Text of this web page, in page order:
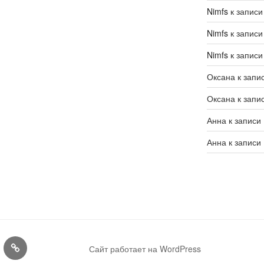
Nimfsк
Nimfsк
Nimfsк
Оксанак
Оксанак
Аннак записи
Аннак записи
Конкурсы Сайт работает на WordPress